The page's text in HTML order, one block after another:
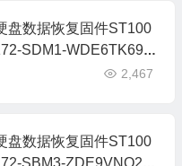
盘数据恢复固件ST100
SDM1-WDE6TK69-
2,467
盘数据恢复固件ST100
SBM3-ZDE9VNQ2-